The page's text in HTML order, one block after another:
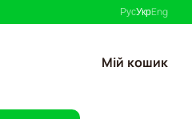
РусУкрEng
Мій кошик